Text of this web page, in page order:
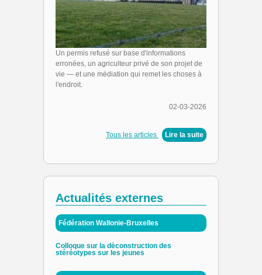
Un permis refusé sur base d'informations
erronées, un agriculteur privé de son projet de
vie — et une médiation qui remet les choses à
l'endroit.
02-03-2026
Tous les articles Lire la suite
Actualités externes
Fédération Wallonie-Bruxelles
Colloque sur la déconstruction des
stéréotypes sur les jeunes